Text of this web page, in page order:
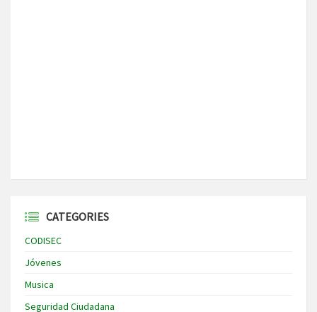
CATEGORIES
CODISEC
Jóvenes
Musica
Seguridad Ciudadana